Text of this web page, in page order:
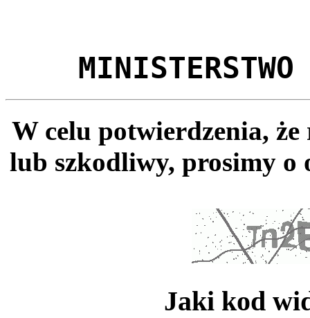
MINISTERSTWO
W celu potwierdzenia,
lub szkodliwy, prosimy o
Jaki kod